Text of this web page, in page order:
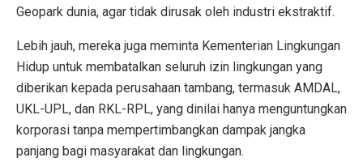
Geopark dunia, agar tidak dirusak oleh industri ekstraktif.
Lebih jauh, mereka juga meminta Kementerian Lingkungan
Hidup untuk membatalkan seluruh izin lingkungan yang
diberikan kepada perusahaan tambang, termasuk AMDAL,
UKL-UPL, dan RKL-RPL, yang dinilai hanya menguntungkan
korporasi tanpa mempertimbangkan dampak jangka
panjang bagi masyarakat dan lingkungan.